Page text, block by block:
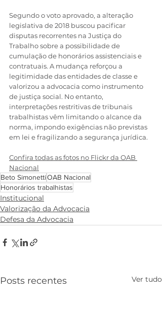
Segundo o voto aprovado, a alteração
legislativa de 2018 buscou pacificar
disputas recorrentes na Justiça do
Trabalho sobre a possibilidade de
cumulação de honorários assistenciais e
contratuais. A mudança reforçou a
legitimidade das entidades de classe e
valorizou a advocacia como instrumento
de justiça social. No entanto,
interpretações restritivas de tribunais
trabalhistas vêm limitando o alcance da
norma, impondo exigências não previstas
em lei e fragilizando a segurança jurídica.
Confira todas as fotos no Flickr da OAB
Nacional
Beto SimonettiOAB Nacional
Honorários trabalhistas
Institucional
Valorização da Advocacia
Defesa da Advocacia
Posts recentes Ver tudo